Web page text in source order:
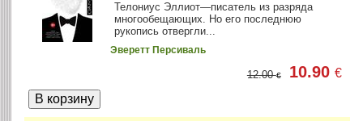
Телониус Эллиот—писатель из разряда
многообещающих. Но его последнюю
рукопись отвергли...
Эверетт Персиваль
12.00€ 10.90€